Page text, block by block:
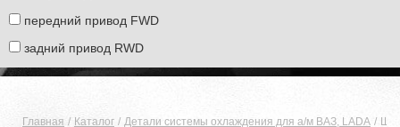
передний привод FWD
задний привод RWD
Главная Каталог Детали системы охлаждения для а/м ВАЗ, LADA